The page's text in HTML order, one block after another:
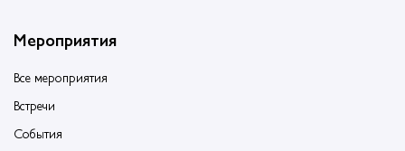
Мероприятия
Все мероприятия
Встречи
События